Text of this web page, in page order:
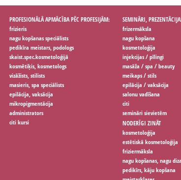
PROFESIONĀLĀ APMĀCĪBA PĒC PROFESIJĀM:
frizieris
nagu kopšanas speciālists
pedikīra meistars, podologs
skaist.spec.kosmetoloģijā
kosmētiķis, kosmetologs
vizāžists, stilists
masieris, spa speciālists
epilācija, vaksācija
mikropigmentācija
administrators
citi kursi
SEMINĀRI,
frizermāksla
nagu kopšana
kosmetoloģija
injekcijas / pīlingi
masāža / spa / beauty
meikaps / stils
epilācija / vaksācija
salonu vadīšana
citi
semināri sievietēm
NODERĪGI ZINĀT
kosmetoloģija
estētiskā kosmetoloģija
friziermāksla
nagu kopšanas, nagu
pedikīrs, kāju kopšana